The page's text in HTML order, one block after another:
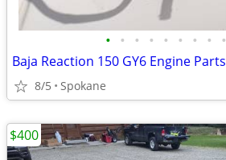
• • • • • • • • •
Baja Reaction 150 GY6 Engine Parts
8/5 Spokane
$400